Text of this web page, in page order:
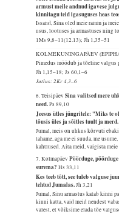
armust meile andnud igavese
kinnitagu teid igasuguses heas
Issand, Sina oled meie ramm ja
usus, lootuses ja armastuses ning
1Ms 9,8–11(12.13); Jh 1,35–51
KOLMEKUNINGAPÄEV
Pimedus möödub ja tõeline valgus
Jh 1,15–18; Js 60,1–6
Jutlus: 2Kr 4,3–6
6. TeisipäevSina valitsed mere
need.Ps 89,10
Jeesus ütles jüngritele: "Miks te
tõusis üles ja sõitles tuult ja
Jumal, meis on uhkus kõrvuti
tahame, aga me ei suuda, me
kahtlused. Aita meid, vaigista
7. KolmapäevPöörduge,
surema?Hs 33,11
Kes teeb tõtt, see tuleb valguse
tehtud Jumalas.Jh 3,21
Jumal, Sinu armastus katab kinni
kinni katta, vaid meid nendest
valest, et võiksime elada tõe